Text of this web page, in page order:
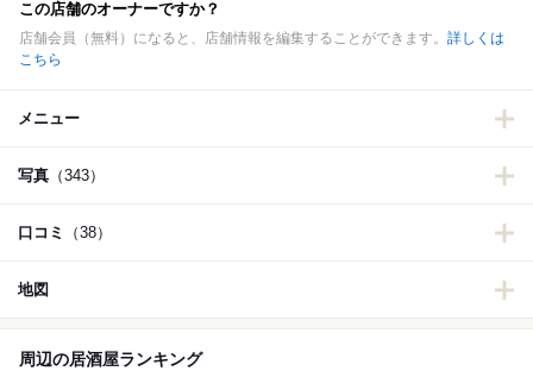
この店舗のオーナーですか？
店舗会員（無料）になると、店舗情報を編集することができます。 詳しくは
こちら
メニュー
写真 （343）
口コミ （38）
地図
周辺の居酒屋ランキング